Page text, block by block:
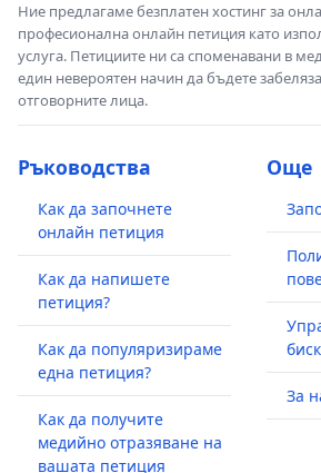
Ние предлагаме безплатен хостинг за
професионална онлайн петиция като
услуга. Петициите ни са споменавани в
един невероятен начин да бъдете
отговорните лица.
Ръководства
Как да започнете
онлайн петиция
Как да напишете
петиция?
Как да популяризираме
една петиция?
Как да получите
медийно отразяване на
вашата петиция
Още
За